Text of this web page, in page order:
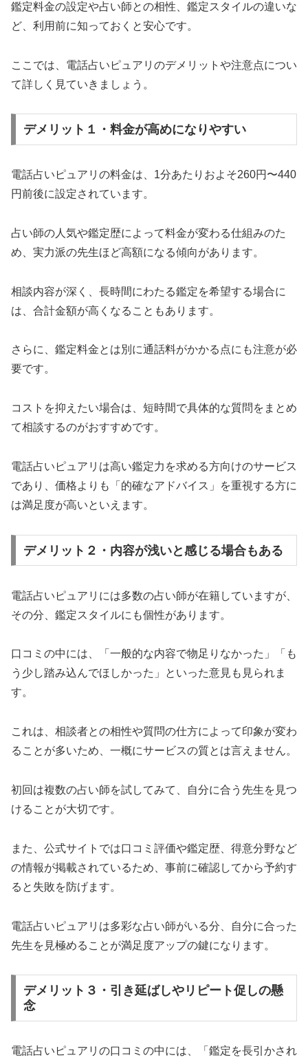
鑑定料金の設定や占い師との相性、鑑定スタイルの違いな
ど、利用前に知っておくと安心です。
ここでは、電話占いピュアリのデメリットや注意点につい
て詳しく見ていきましょう。
デメリット１・料金が高めになりやすい
電話占いピュアリの料金は、1分あたりおよそ260円〜440
円前後に設定されています。
占い師の人気や鑑定歴によって料金が変わる仕組みのた
め、実力派の先生ほど高額になる傾向があります。
相談内容が深く、長時間にわたる鑑定を希望する場合に
は、合計金額が高くなることもあります。
さらに、鑑定料金とは別に通話料がかかる点にも注意が必
要です。
コストを抑えたい場合は、短時間で具体的な質問をまとめ
て相談するのがおすすめです。
電話占いピュアリは高い鑑定力を求める方向けのサービス
であり、価格よりも「的確なアドバイス」を重視する方に
は満足度が高いといえます。
デメリット２・内容が浅いと感じる場合もある
電話占いピュアリには多数の占い師が在籍していますが、
その分、鑑定スタイルにも個性があります。
口コミの中には、「一般的な内容で物足りなかった」「も
う少し踏み込んでほしかった」といった意見も見られま
す。
これは、相談者との相性や質問の仕方によって印象が変わ
ることが多いため、一概にサービスの質とは言えません。
初回は複数の占い師を試してみて、自分に合う先生を見つ
けることが大切です。
また、公式サイトでは口コミ評価や鑑定歴、得意分野など
の情報が掲載されているため、事前に確認してから予約す
ると失敗を防げます。
電話占いピュアリは多彩な占い師がいる分、自分に合った
先生を見極めることが満足度アップの鍵になります。
デメリット３・引き延ばしやリピート促しの懸
念
電話占いピュアリの口コミの中には、「鑑定を長引かされ